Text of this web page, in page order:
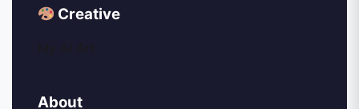
Creative
About